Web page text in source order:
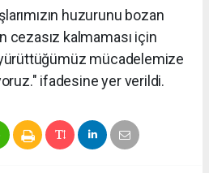
huzurunu bozan
cezasız kalmaması için
mücadelemize
ifadesine yer verildi.